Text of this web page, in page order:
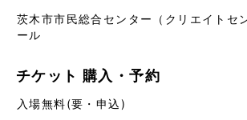
茨木市市民総合センター（クリエイトセ
ール
チケット 購入・予約
入場無料(要・申込)